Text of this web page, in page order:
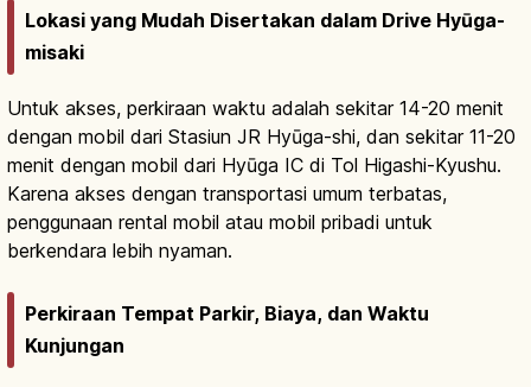
Lokasi yang Mudah Disertakan dalam Drive Hyūga-
misaki
Untuk akses, perkiraan waktu adalah sekitar 14-20 menit
dengan mobil dari Stasiun JR Hyūga-shi, dan sekitar 11-20
menit dengan mobil dari Hyūga IC di Tol Higashi-Kyushu.
Karena akses dengan transportasi umum terbatas,
penggunaan rental mobil atau mobil pribadi untuk
berkendara lebih nyaman.
Perkiraan Tempat Parkir, Biaya, dan Waktu
Kunjungan